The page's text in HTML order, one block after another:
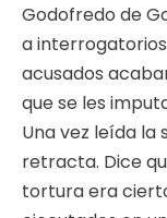
Godofredo de
a
acusados
que se les
Una vez leída la
retracta. Dice
tortura era